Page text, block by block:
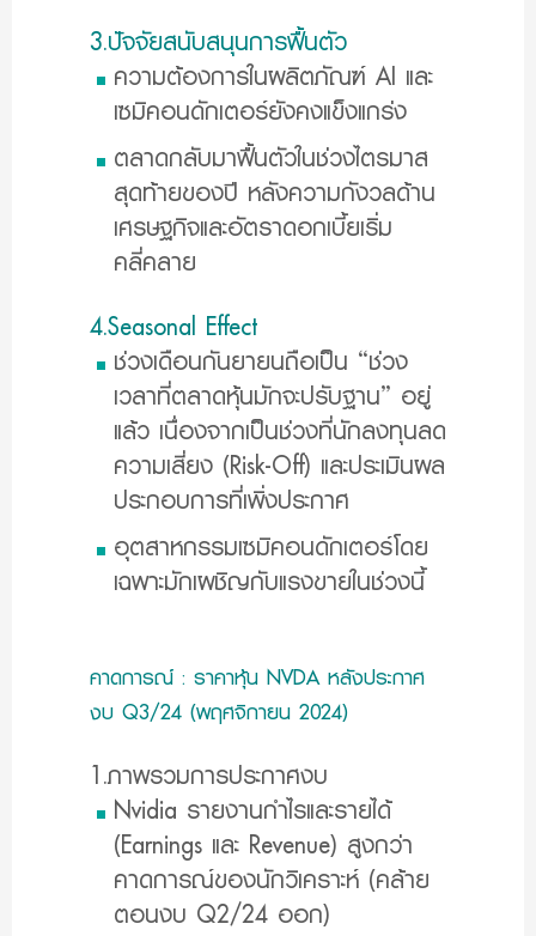
3.ปัจจัยสนับสนุนการฟื้นตัว
ความต้องการในผลิตภัณฑ์ AI และ
เซมิคอนดักเตอร์ยังคงแข็งแกร่ง
ตลาดกลับมาฟื้นตัวในช่วงไตรมาส
สุดท้ายของปี หลังความกังวลด้าน
เศรษฐกิจและอัตราดอกเบี้ยเริ่ม
คลี่คลาย
4.Seasonal Effect
ช่วงเดือนกันยายนถือเป็น “ช่วง
เวลาที่ตลาดหุ้นมักจะปรับฐาน” อยู่
แล้ว เนื่องจากเป็นช่วงที่นักลงทุนลด
ความเสี่ยง (Risk-Off) และประเมินผล
ประกอบการที่เพิ่งประกาศ
อุตสาหกรรมเซมิคอนดักเตอร์โดย
เฉพาะมักเผชิญกับแรงขายในช่วงนี้
คาดการณ์ : ราคาหุ้น NVDA หลังประกาศ
งบ Q3/24 (พฤศจิกายน 2024)
1.ภาพรวมการประกาศงบ
Nvidia รายงานกำไรและรายได้
(Earnings และ Revenue) สูงกว่า
คาดการณ์ของนักวิเคราะห์ (คล้าย
ตอนงบ Q2/24 ออก)